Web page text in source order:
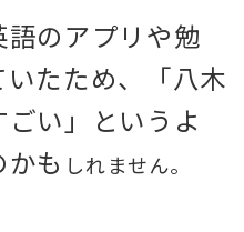
のアプリや勉
たため、「八木
い」というよ
も しれません。